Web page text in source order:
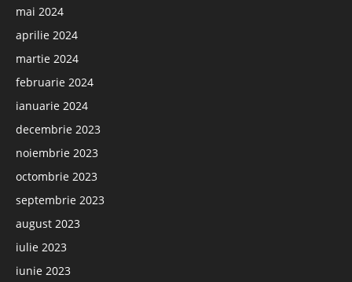
mai 2024
aprilie 2024
martie 2024
februarie 2024
ianuarie 2024
decembrie 2023
noiembrie 2023
octombrie 2023
septembrie 2023
august 2023
iulie 2023
iunie 2023